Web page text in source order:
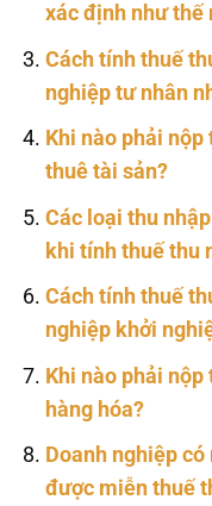
xác định như thế
Cách tính thuế
nghiệp tư nhân
Khi nào phải
thuê tài sản?
Các loại thu
khi tính thuế thu
Cách tính thuế
nghiệp khởi
Khi nào phải
hàng hóa?
Doanh nghiệp
được miễn thuế